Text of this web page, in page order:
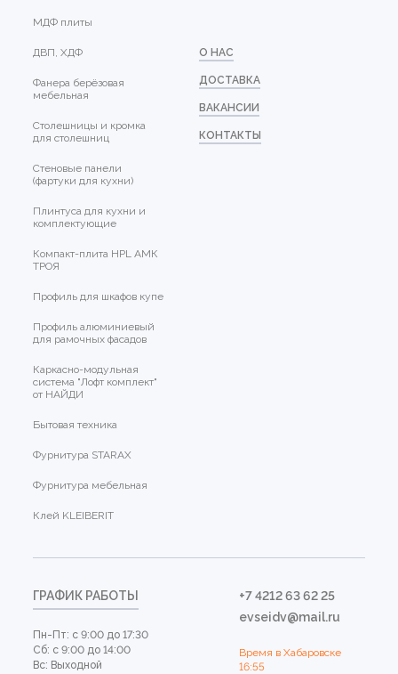
МДФ плиты
ДВП, ХДФ
Фанера берёзовая
мебельная
Столешницы и кромка
для столешниц
Стеновые панели
(фартуки для кухни)
Плинтуса для кухни и
комплектующие
Компакт-плита HPL АМК
ТРОЯ
Профиль для шкафов купе
Профиль алюминиевый
для рамочных фасадов
Каркасно-модульная
система "Лофт комплект"
от НАЙДИ
Бытовая техника
Фурнитура STARAX
Фурнитура мебельная
Клей KLEIBERIT
О НАС
ДОСТАВКА
ВАКАНСИИ
КОНТАКТЫ
ГРАФИК РАБОТЫ
Пн-Пт: с 9:00 до 17:30
Сб: с 9:00 до 14:00
Вс: Выходной
+7 4212 63 62 25
evseidv@mail.ru
Время в Хабаровске
16:55